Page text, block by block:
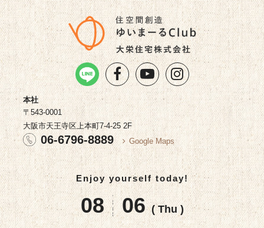
本社
〒543-0001
大阪市天王寺区上本町7-4-25 2F
06-6796-8889 Google Maps
Enjoy yourself today!
08 06 ( Thu )